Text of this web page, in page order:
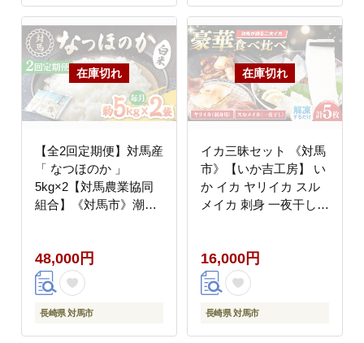
【全2回定期便】対馬産
「 なつほのか 」
5kg×2【対馬農業協同
組合】《対馬市》潮風
弁当 [WBM015]
48,000円
長崎県 対馬市
イカ三昧セット 《対馬
市》【いか吉工房】 い
か イカ ヤリイカ スル
メイカ 刺身 一夜干し
16,000円
長崎県 対馬市